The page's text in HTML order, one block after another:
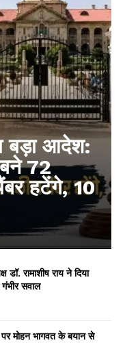
बड़ा आदेश:
72
हटेंगे, 10
रामाशीष राय ने दिया
सवाल
मोहन भागवत के बयान से